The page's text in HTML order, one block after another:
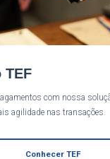
TEF
com nossa
agilidade nas transações.
Conhecer TEF